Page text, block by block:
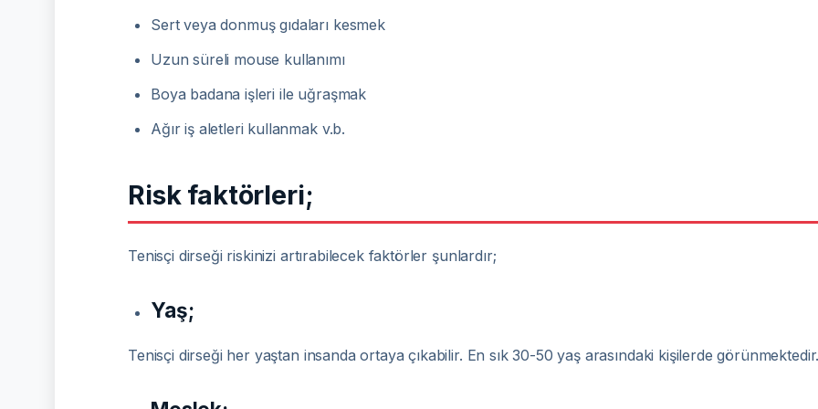
Sert veya donmuş gıdaları kesmek
Uzun süreli mouse kullanımı
Boya badana işleri ile uğraşmak
Ağır iş aletleri kullanmak v.b.
Risk faktörleri;
Tenisçi dirseği riskinizi artırabilecek faktörler şunlardır;
Yaş;
Tenisçi dirseği her yaştan insanda ortaya çıkabilir. En sık 30-50 yaş arasındaki kişilerde